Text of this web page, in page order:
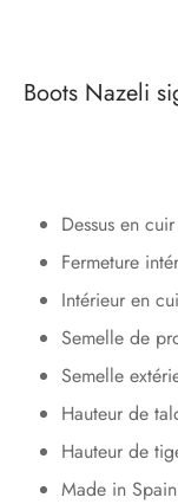
Boots Nazeli
Dessus en
Fermeture
Intérieur en
Semelle de
Semelle
Hauteur de
Hauteur de
Made in Spain